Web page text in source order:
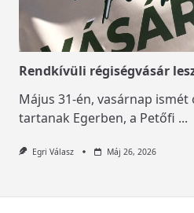
Rendkívüli régiségvásár
Május 31-én, vasárnap
tartanak Egerben, a Petőfi ...
Egri Válasz Máj 26, 2026